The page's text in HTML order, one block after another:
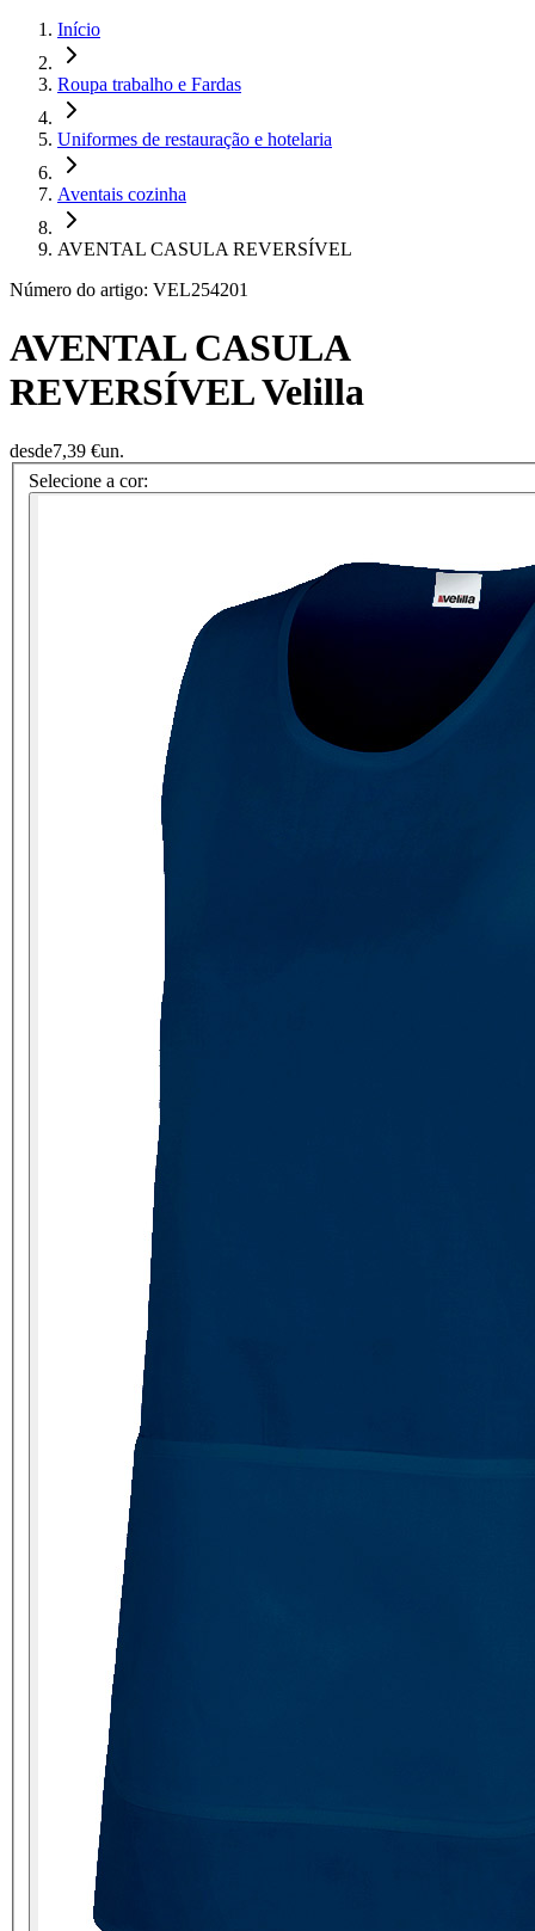
Início
Roupa trabalho e Fardas
Uniformes de restauração e hotelaria
Aventais cozinha
AVENTAL CASULA REVERSÍVEL
Número do artigo: VEL254201
AVENTAL CASULA
REVERSÍVEL Velilla
desde7,39 €un.
Selecione a cor: